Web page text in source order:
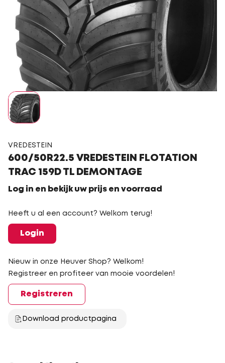
VREDESTEIN
600/50R22.5 VREDESTEIN FLOTATION
TRAC 159D TL DEMONTAGE
Log in en bekijk uw prijs en voorraad
Heeft u al een account? Welkom terug!
Login
Nieuw in onze Heuver Shop? Welkom!
Registreer en profiteer van mooie voordelen!
Registreren
Download productpagina